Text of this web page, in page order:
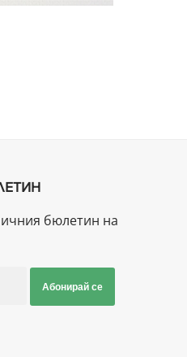
бюлетин на
Абонирай се